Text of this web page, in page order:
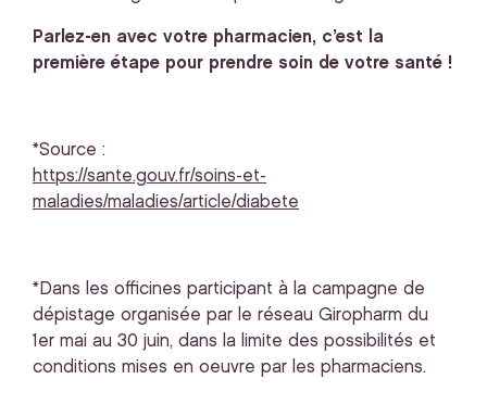
Parlez-en avec votre pharmacien, c’est la
première étape pour prendre soin de votre santé !
*Source :
https://sante.gouv.fr/soins-et-
maladies/maladies/article/diabete
*Dans les officines participant à la campagne de
dépistage organisée par le réseau Giropharm du
1er mai au 30 juin, dans la limite des possibilités et
conditions mises en oeuvre par les pharmaciens.